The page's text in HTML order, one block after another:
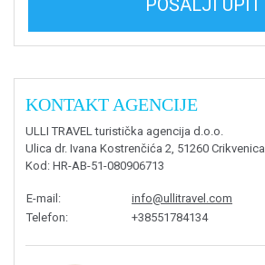
POŠALJI UPIT
KONTAKT AGENCIJE
ULLI TRAVEL turistička agencija d.o.o.
Ulica dr. Ivana Kostrenčića 2, 51260 Crikvenica
Kod : HR-AB-51-080906713
E-mail :
info@ullitravel.com
Telefon: +38551784134